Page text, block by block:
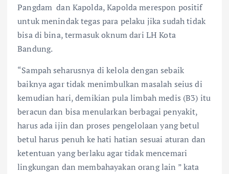
Pangdam dan Kapolda, Kapolda merespon positif
untuk menindak tegas para pelaku jika sudah tidak
bisa di bina, termasuk oknum dari LH Kota
Bandung.
“Sampah seharusnya di kelola dengan sebaik
baiknya agar tidak menimbulkan masalah seius di
kemudian hari, demikian pula limbah medis (B3) itu
beracun dan bisa menularkan berbagai penyakit,
harus ada ijin dan proses pengelolaan yang betul
betul harus penuh ke hati hatian sesuai aturan dan
ketentuan yang berlaku agar tidak mencemari
lingkungan dan membahayakan orang lain ” kata